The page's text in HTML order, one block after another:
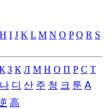
H I J K L M N O P Q R S
З К Л М Н О П Р С Т
나 디 산 주 청 크 툰 ꓮ
高